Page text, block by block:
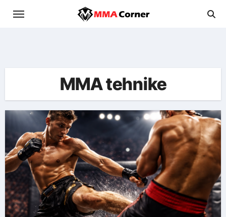
MMA tehnike